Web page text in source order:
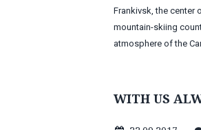
Frankivsk, the center
mountain-skiing
atmosphere of the
WITH US